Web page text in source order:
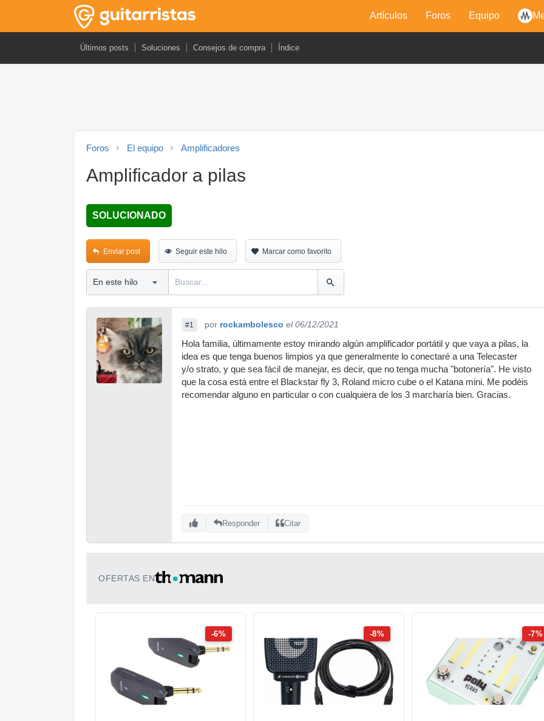
Artículos Foros Equipo
Últimos posts Soluciones Consejos de compra Índice
Foros El equipo Amplificadores
Amplificador a pilas
SOLUCIONADO
Enviar post Seguir este hilo Marcar como favorito
#1 por rockambolesco el 06/12/2021
Hola familia, últimamente estoy mirando algún amplificador portátil y que vaya a pilas, la
idea es que tenga buenos limpios ya que generalmente lo conectaré a una Telecaster
y/o strato, y que sea fácil de manejar, es decir, que no tenga mucha "botonería". He visto
que la cosa está entre el Blackstar fly 3, Roland micro cube o el Katana mini. Me podéis
recomendar alguno en particular o con cualquiera de los 3 marcharía bien. Gracias.
Responder Citar
OFERTAS EN
-6% -8% -7%